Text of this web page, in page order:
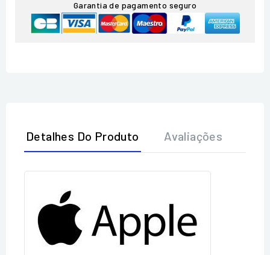
Garantia de pagamento seguro
Detalhes Do Produto Avaliações